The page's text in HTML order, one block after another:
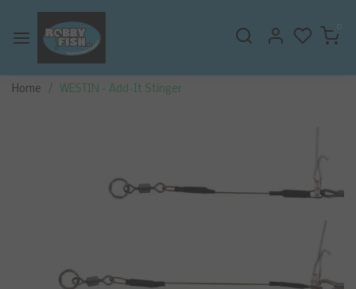
0
Home WESTIN - Add-It Stinger